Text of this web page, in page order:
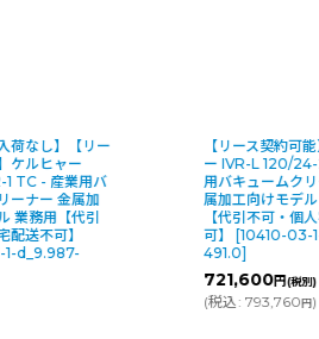
荷なし】【リー
ケルヒャー
1 TC - 産業用バ
ーナー 金属加
業務用【代引
配送不可】
d_9.987-
【リース契約可
ー IVR-L 120/
用バキュームク
属加工向けモデ
【代引不可・個
可】
[10410-03-
491.0]
721,600円(税別)
(税込 : 793,760円)